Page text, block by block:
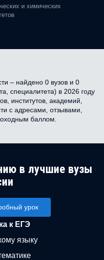
и химических
– найдено 0 вузов и 0
специалитета) в 2026 году
институтов, академий,
с адресами, отзывами,
баллом.
в лучшие вузы
урок
к ЕГЭ
языку